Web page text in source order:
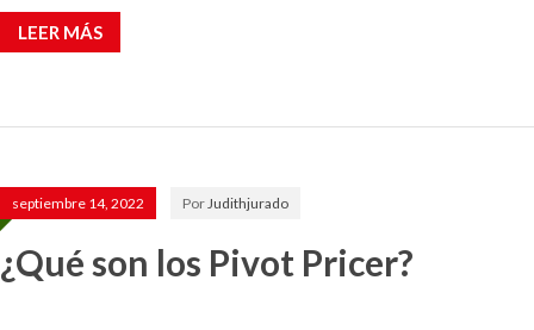
LEER MÁS
septiembre 14, 2022 Por Judithjurado
¿Qué son los Pivot Pricer?